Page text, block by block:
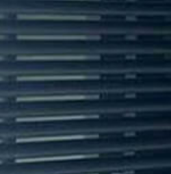
Solafskærmning og
forskellige indglasninger
Med SP 17 kan du nemt
kommer ind gennem glasset,
Løsningen kan kombineres med
jalousilågerne nemt kan placeres
og udsynet.